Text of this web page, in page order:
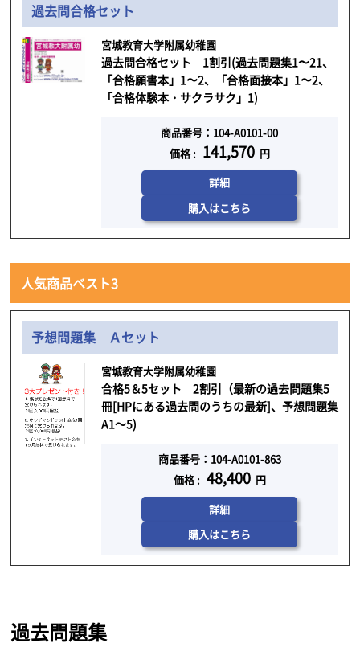
過去問合格セット
宮城教育大学附属幼稚園
過去問合格セット 1割引(過去問題集1〜21、
「合格願書本」1〜2、「合格面接本」1〜2、
「合格体験本・サクラサク」1)
商品番号：104-A0101-00
価格 : 141,570 円
詳細
購入はこちら
人気商品ベスト3
予想問題集 Ａセット
宮城教育大学附属幼稚園
合格5＆5セット 2割引（最新の過去問題集5
冊[HPにある過去問のうちの最新]、予想問題集
A1～5)
商品番号：104-A0101-863
価格 : 48,400 円
詳細
購入はこちら
過去問題集